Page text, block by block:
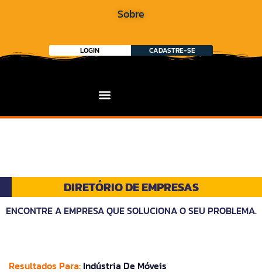
Sobre
LOGIN CADASTRE-SE
DIRETÓRIO DE EMPRESAS
ENCONTRE A EMPRESA QUE SOLUCIONA O SEU PROBLEMA.
Resultados Para: Indústria De Móveis